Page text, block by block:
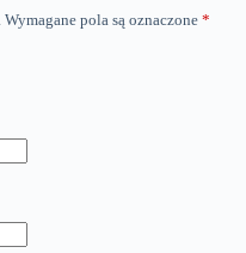
Wymagane pola są oznaczone *